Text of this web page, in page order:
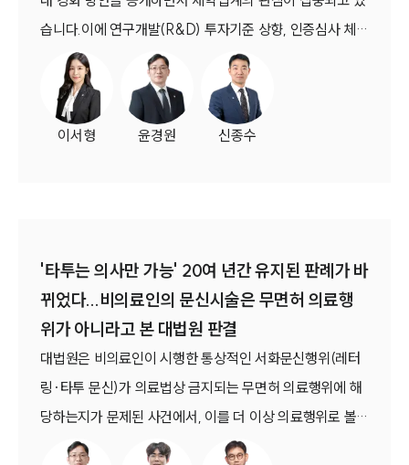
ABOUT
그룹소개
대륜의 강점
기업의뢰인을 위한 장점
INSIGHT
주요 업무사례
기업 인사이트
사례분석/최신동향
법률정보
법률지식인
습니다.이에 연구개발(R&D) 투자기준 상향, 인증심사 체계
개편, 준혁신형 제약기업 신설 등이 추진되는 가운데 인증
유지 여부가 약가 우대와 정부 지원사업 참여에 영향을 미칠
수 있어 기업 차원의 사전 점검 필요성이 커지고 있습니다.
이서형
윤경원 신종수
'타투는 의사만 가능' 20여 년간 유지된 판례가 바
뀌었다...비의료인의 문신시술은 무면허 의료행
위가 아니라고 본 대법원 판결
대법원은 비의료인이 시행한 통상적인 서화문신행위(레터
링·타투 문신)가 의료법상 금지되는 무면허 의료행위에 해
당하는지가 문제된 사건에서, 이를 더 이상 의료행위로 볼
수 없다고 판단했습니다.이번 판결에서 대법원은 의료법상